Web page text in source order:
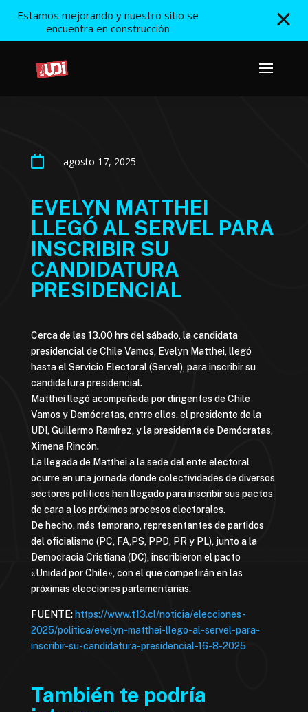
Estamos mejorando y nuestro sitio se
encuentra en construcción
 agosto 17, 2025
EVELYN MATTHEI
LLEGÓ AL SERVEL PARA
INSCRIBIR SU
CANDIDATURA
PRESIDENCIAL
Cerca de las 13.00 hrs del sábado, la candidata
presidencial de Chile Vamos, Evelyn Matthei, llegó
hasta el Servicio Electoral (Servel), para inscribir su
candidatura presidencial.
Matthei llegó acompañada por dirigentes de Chile
Vamos y Demócratas, entre ellos, el presidente de la
UDI, Guillermo Ramírez, y la presidenta de Demócratas,
Ximena Rincón.
La llegada de Matthei a la sede del ente electoral
ocurre en una jornada donde colectividades de diversos
sectores políticos han llegado para inscribir sus pactos
de cara a los próximos procesos electorales.
De hecho, más temprano, representantes de partidos
del oficialismo (PC, FA,PS, PPD, PR y PL), junto a la
Democracia Cristiana (DC), inscribieron el pacto
«Unidad por Chile», con el que competirán en las
próximas elecciones parlamentarias.
FUENTE: https://www.t13.cl/noticia/elecciones-
2025/politica/evelyn-matthei-llego-al-servel-para-
inscribir-su-candidatura-presidencial-16-8-2025
También te podría